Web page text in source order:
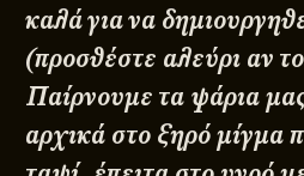
καλά για να
(προσθέστε αλεύρι αν
Παίρνουμε τα ψάρια
αρχικά στο ξηρό μίγμα